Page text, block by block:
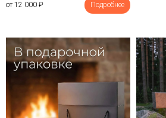
от 12 000 ₽ Подробнее